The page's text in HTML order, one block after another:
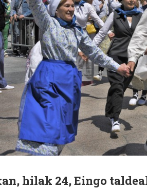
hilak 24, Eingo